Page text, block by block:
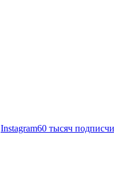
Instagram60 тысяч